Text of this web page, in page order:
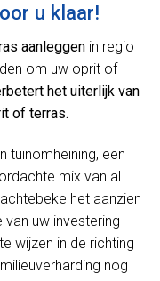
u klaar!
aanleggen in regio
om uw oprit of
het uiterlijk van
of terras.
tuinomheining, een
mix van al
het aanzien
uw investering
wijzen in de richting
nog